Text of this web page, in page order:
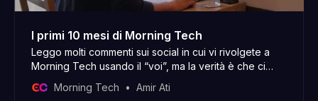
I primi 10 mesi di Morning Tech
Leggo molti commenti sui social in cui vi rivolgete a
Morning Tech usando il “voi”, ma la verità è che ci
iniziato a scrivere questo post il 30 dicembre e oggi, il
Morning Tech Amir Ati